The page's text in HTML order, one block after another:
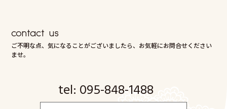
contact us
ご不明な点、気になることがございましたら、お気軽にお問合せください
ませ。
tel: 095-848-1488